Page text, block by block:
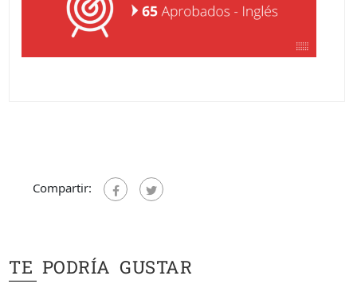
Compartir:
TE PODRÍA GUSTAR